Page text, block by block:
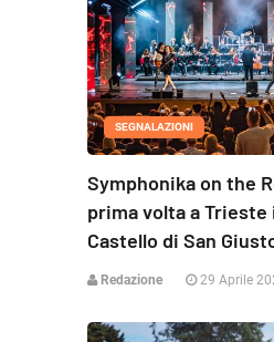
SEGNALAZIONI
Symphonika on the
prima volta a Trieste
Castello di San
Redazione 29 Aprile